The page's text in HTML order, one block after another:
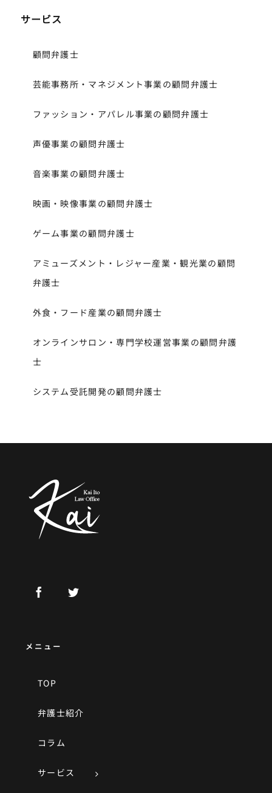
サービス
顧問弁護士
芸能事務所・マネジメント事業の顧問弁護士
ファッション・アパレル事業の顧問弁護士
声優事業の顧問弁護士
音楽事業の顧問弁護士
映画・映像事業の顧問弁護士
ゲーム事業の顧問弁護士
アミューズメント・レジャー産業・観光業の顧問
弁護士
外食・フード産業の顧問弁護士
オンラインサロン・専門学校運営事業の顧問弁護
士
システム受託開発の顧問弁護士
メニュー
TOP
弁護士紹介
コラム
サービス